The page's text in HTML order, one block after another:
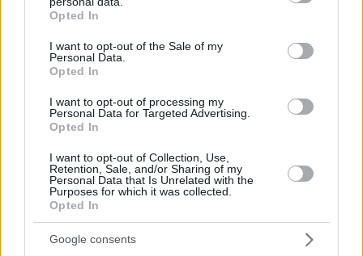
grant or deny consent to Google and its third-party tags to
use your data for below specified purposes in below Google
consent section.
Opted In
I want to opt-out of the Sale of my
Personal Data.
Opted In
I want to opt-out of processing my
Personal Data for Targeted Advertising.
Opted In
I want to opt-out of Collection, Use,
Retention, Sale, and/or Sharing of my
Personal Data that Is Unrelated with the
Purposes for which it was collected.
Opted In
Google consents
08.08.2026, 10:26